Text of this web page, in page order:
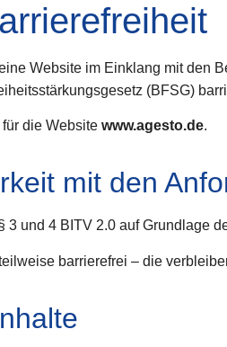
Website im Einklang mit den
(BFSG)
die Website www.agesto.de.
mit den
und 4 BITV 2.0 auf Grundlage
barrierefrei – die